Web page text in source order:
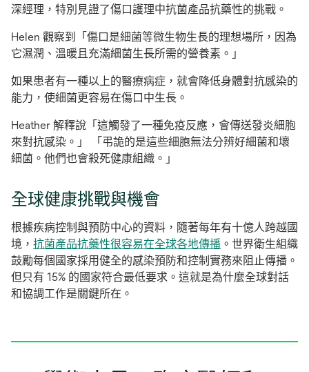
深經理，特別見證了傷口護理中抗菌產品抗藥性的挑戰。
Helen 觀察到「傷口是細菌等微生物生長的理想場所，因為
它濕潤、溫暖且充滿細菌生長所需的營養素。」
如果患者有一種以上的醫療病症，就會降低身體對抗感染的
能力，使細菌更容易在傷口中生長。
Heather 解釋說「這觸發了一種免疫反應，會傳送發炎細胞
來對抗感染。」 「弔詭的是這些細胞無法分辨好細菌和壞
細菌。他們也會殺死健康組織。」
全球健康挑戰與機會
根據疾病控制與預防中心的資料，隨著每年有十億人跨越國
境， 抗菌產品抗藥性很容易在全球各地傳播在
新
標
啟
。世界衛生組織
鼓勵每個國家採用健全的感染預防和控制實務來阻止傳播。
但只有 15% 的國家符合最低要求。這就是為什麼全球對話
和協調工作是關鍵所在。